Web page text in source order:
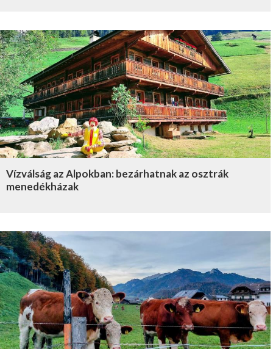
Vízválság az Alpokban: bezárhatnak az osztrák
menedékházak